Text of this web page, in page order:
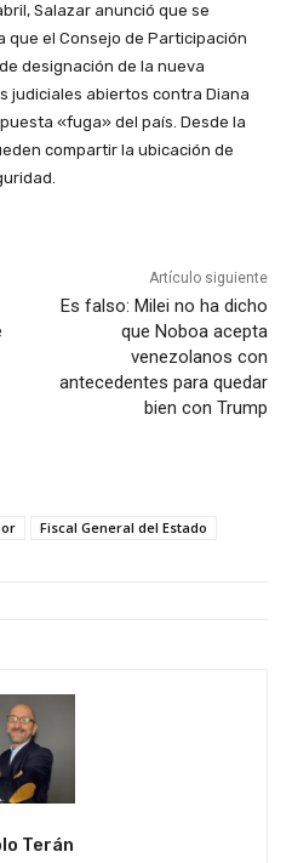
Salazar anunció que se
el Consejo de Participación
designación de la nueva
judiciales abiertos contra Diana
«fuga» del país. Desde la
compartir la ubicación de
Artículo siguiente
Es falso: Milei no ha dicho
que Noboa acepta
venezolanos con
antecedentes para quedar
bien con Trump
Fiscal General del Estado
Terán